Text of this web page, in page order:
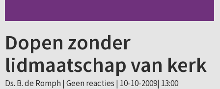
Dopen zonder
lidmaatschap van kerk
Ds. B. de Romph | Geen reacties | 10-10-2009| 13:00